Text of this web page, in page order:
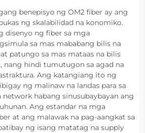
benepisyo ng OM2 fiber ay ang
ng skalabilidad na konomiko.
disenyo ng fiber sa mga
sa mas mababang bilis na
patungo sa mas mataas na bilis
nang hindi tumutugon sa agad na
Ang katangiang ito ng
ng malinaw na landas para sa
habang sinusubaybayan ang
Ang estandar na mga
at ang malawak na pag-aangkat sa
ng isang matatag na supply